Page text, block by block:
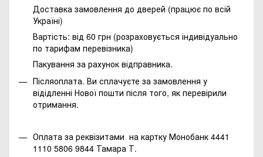
Доставка замовлення до дверей (працює по всій
Україні)
Вартість: від 60 грн (розраховується індивідуально
по тарифам перевізника)
Пакування за рахунок відправника.
Післяоплата. Ви сплачуєте за замовлення у
відідленні Нової пошти після того, як перевірили
отримання.
Оплата за реквізитами на картку Монобанк 4441
1110 5806 9844 Тамара Т.